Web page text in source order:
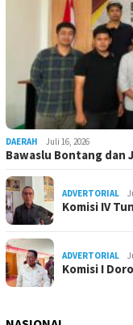
DAERAH Juli 16, 2026
Bawaslu Bontang dan
ADVERTORIAL
Komisi IV
ADVERTORIAL
Komisi I